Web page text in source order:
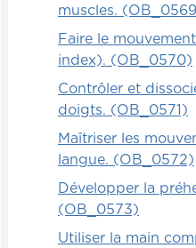
muscles.
Faire le
index). (OB_0570)
Contrôler et
doigts. (OB_0571)
Maîtriser les
langue. (OB_0572)
Développer la
(OB_0573)
Utiliser la main